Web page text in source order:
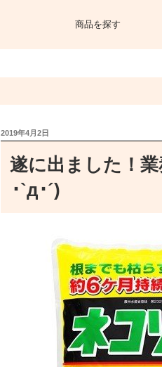
商品を探す
投
稿
2019年4月2日
遂に出ました
･`д･´)